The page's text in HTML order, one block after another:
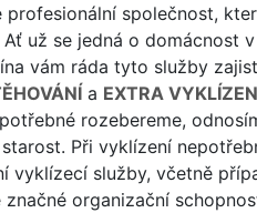
společnost,
už se jedná o domácnost
vám ráda tyto služby
a EXTRA
rozebereme,
Při vyklízení
vyklízecí služby, včetně
organizační